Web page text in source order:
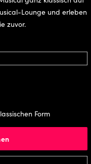
Lounge und erleben
zuvor.
Form